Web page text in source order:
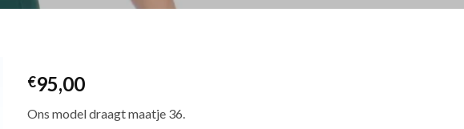
€95,00
Ons model draagt maatje 36.